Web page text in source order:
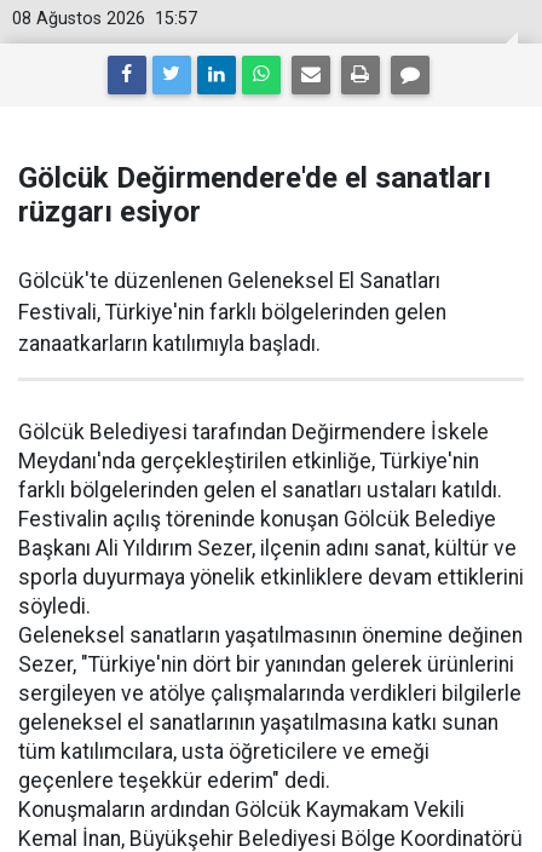
15:57
08 Ağustos 2026
Gölcük Değirmendere'de el sanatları
rüzgarı esiyor
Gölcük'te düzenlenen Geleneksel El Sanatları
Festivali, Türkiye'nin farklı bölgelerinden gelen
zanaatkarların katılımıyla başladı.
Gölcük Belediyesi tarafından Değirmendere İskele
Meydanı'nda gerçekleştirilen etkinliğe, Türkiye'nin
farklı bölgelerinden gelen el sanatları ustaları katıldı.
Festivalin açılış töreninde konuşan Gölcük Belediye
Başkanı Ali Yıldırım Sezer, ilçenin adını sanat, kültür ve
sporla duyurmaya yönelik etkinliklere devam ettiklerini
söyledi.
Geleneksel sanatların yaşatılmasının önemine değinen
Sezer, "Türkiye'nin dört bir yanından gelerek ürünlerini
sergileyen ve atölye çalışmalarında verdikleri bilgilerle
geleneksel el sanatlarının yaşatılmasına katkı sunan
tüm katılımcılara, usta öğreticilere ve emeği
geçenlere teşekkür ederim" dedi.
Konuşmaların ardından Gölcük Kaymakam Vekili
Kemal İnan, Büyükşehir Belediyesi Bölge Koordinatörü